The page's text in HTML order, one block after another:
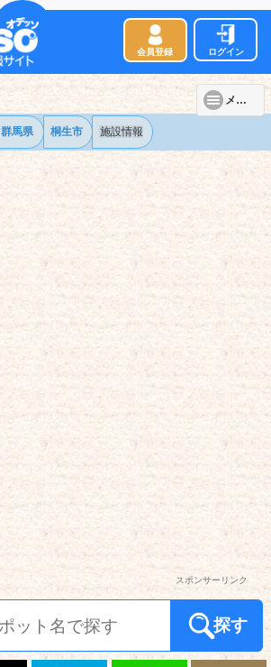
会員登録 ログイン
メニュー
群馬県 桐生市 施設情報
スポンサーリンク
探す